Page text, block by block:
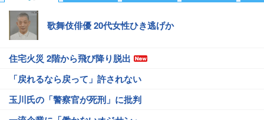
歌舞伎俳優 20代女性ひき逃げか
住宅火災 2階から飛び降り脱出
「戻れるなら戻って」許されない
玉川氏の「警察官が死刑」に批判